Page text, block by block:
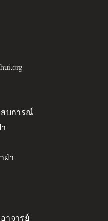
สบการณ์
ฝ่า
าจารย์